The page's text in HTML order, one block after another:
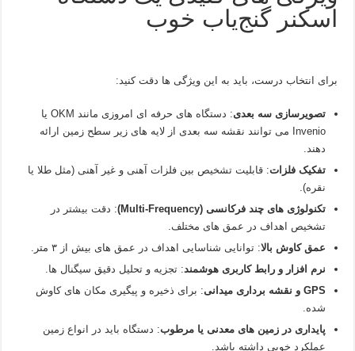
اسکنر گنج‌یاب خوب
برای انتخاب درست، باید به این ویژگی‌ ها دقت کنید:
تصویرسازی سه‌ بعدی
: دستگاه‌ های حرفه‌ ای امروزی مانند OKM یا
Invenio می‌ توانند نقشه سه‌ بعدی از لایه‌ های زیر سطح زمین ارائه
دهند.
تفکیک فلزات: قابلیت تشخیص بین فلزات آهنی و غیر آهنی (مثل طلا یا
نقره).
تکنولوژی‌ های چند فرکانسی (Multi-Frequency)
: دقت بیشتر در
تشخیص اهداف در عمق‌ های مختلف.
عمق کاوش بالا: توانایی شناسایی اهداف در عمق‌ های بیش از ۳ متر.
نرم‌ افزار و رابط کاربری هوشمند: تجزیه‌ و تحلیل دقیق سیگنال‌ ها.
GPS و نقشه‌ برداری میدانی
: برای ذخیره و پیگیری مکان‌ های کاوش‌
شده.
پایداری در زمین‌ های معدنی یا مرطوب: دستگاه باید در انواع زمین
عملکرد خوبی داشته باشد.